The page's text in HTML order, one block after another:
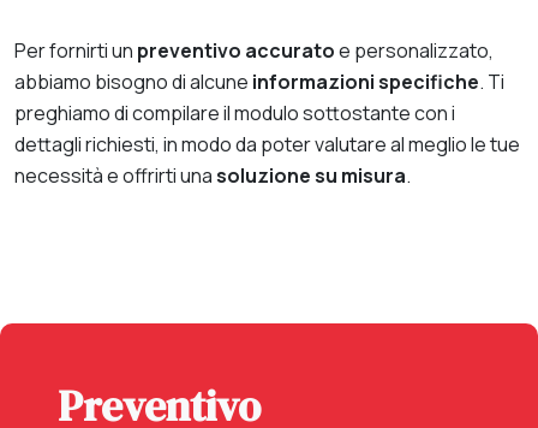
Per fornirti un preventivo accuratoe personalizzato,
abbiamo bisogno di alcune informazioni specifiche. Ti
preghiamo di compilare il modulo sottostante con i
dettagli richiesti, in modo da poter valutare al meglio le tue
necessità e offrirti unasoluzione su misura.
Preventivo